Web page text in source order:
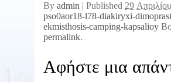
By admin | Published 29
pso0aor18-l78-diakiryxi-
ekmisthosis-camping-kapsalioy
permalink.
Αφήστε μια